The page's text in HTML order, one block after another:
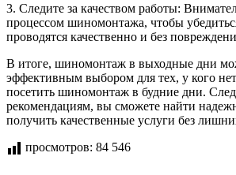
3. Следите за качеством работы:
процессом шиномонтажа, чтобы
проводятся качественно и без
В итоге, шиномонтаж в выходные дни
эффективным выбором для тех, у кого
посетить шиномонтаж в будние дни.
рекомендациям, вы сможете найти
получить качественные услуги без
просмотров: 84 546